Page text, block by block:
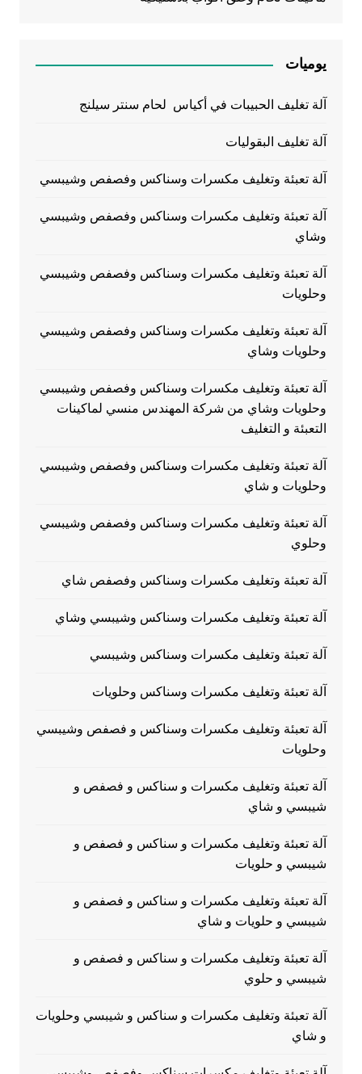
يوميات
آلة تغليف الحبيبات في أكياس لحام سنتر سيلنج
آلة تغليف البقوليات
آلة تعبئة وتغليف مكسرات وسناكس وفصفص وشيبسي
آلة تعبئة وتغليف مكسرات وسناكس وفصفص وشيبسي
وشاي
آلة تعبئة وتغليف مكسرات وسناكس وفصفص وشيبسي
وحلويات
آلة تعبئة وتغليف مكسرات وسناكس وفصفص وشيبسي
وحلويات وشاي
آلة تعبئة وتغليف مكسرات وسناكس وفصفص وشيبسي
وحلويات وشاي من شركة المهندس منسي لماكينات
التعبئة و التغليف
آلة تعبئة وتغليف مكسرات وسناكس وفصفص وشيبسي
وحلويات و شاي
آلة تعبئة وتغليف مكسرات وسناكس وفصفص وشيبسي
وحلوي
آلة تعبئة وتغليف مكسرات وسناكس وفصفص شاي
آلة تعبئة وتغليف مكسرات وسناكس وشيبسي وشاي
آلة تعبئة وتغليف مكسرات وسناكس وشيبسي
آلة تعبئة وتغليف مكسرات وسناكس وحلويات
آلة تعبئة وتغليف مكسرات وسناكس و فصفص وشيبسي
وحلويات
آلة تعبئة وتغليف مكسرات و سناكس و فصفص و
شيبسي و شاي
آلة تعبئة وتغليف مكسرات و سناكس و فصفص و
شيبسي و حلويات
آلة تعبئة وتغليف مكسرات و سناكس و فصفص و
شيبسي و حلويات و شاي
آلة تعبئة وتغليف مكسرات و سناكس و فصفص و
شيبسي و حلوي
آلة تعبئة وتغليف مكسرات و سناكس و شيبسي وحلويات
و شاي